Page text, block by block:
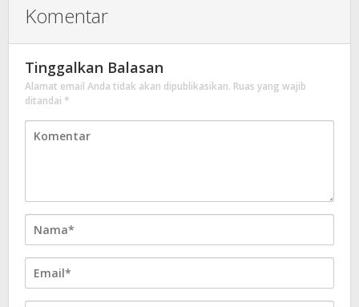
Komentar
Tinggalkan Balasan
Alamat email Anda tidak akan dipublikasikan. Ruas yang wajib
ditandai *